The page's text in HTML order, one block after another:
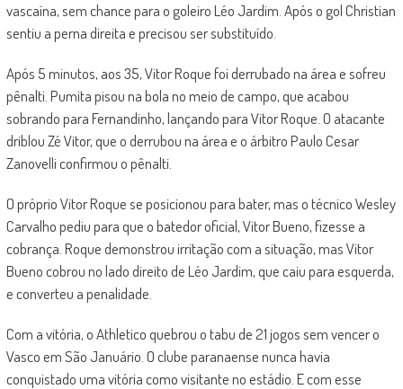
vascaína, sem chance para o goleiro Léo Jardim. Após o gol Christian
sentiu a perna direita e precisou ser substituído.
Após 5 minutos, aos 35, Vitor Roque foi derrubado na área e sofreu
pênalti. Pumita pisou na bola no meio de campo, que acabou
sobrando para Fernandinho, lançando para Vitor Roque. O atacante
driblou Zé Vitor, que o derrubou na área e o árbitro Paulo Cesar
Zanovelli confirmou o pênalti.
O próprio Vitor Roque se posicionou para bater, mas o técnico Wesley
Carvalho pediu para que o batedor oficial, Vitor Bueno, fizesse a
cobrança. Roque demonstrou irritação com a situação, mas Vitor
Bueno cobrou no lado direito de Léo Jardim, que caiu para esquerda,
e converteu a penalidade.
Com a vitória, o Athletico quebrou o tabu de 21 jogos sem vencer o
Vasco em São Januário. O clube paranaense nunca havia
conquistado uma vitória como visitante no estádio. E com esse